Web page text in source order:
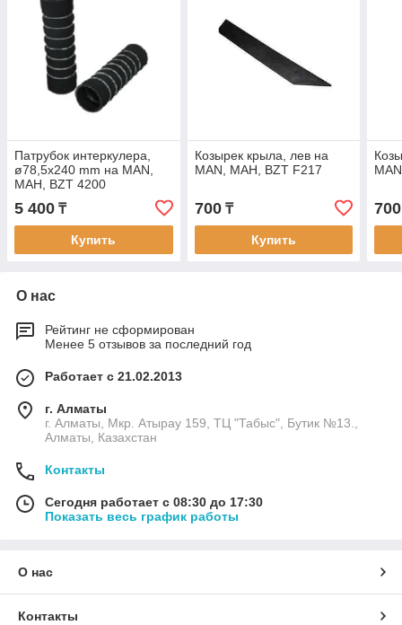
Патрубок интеркулера,
ø78,5x240 mm на MAN,
МАН, BZT 4200
5 400 ₸
Купить
Козырек крыла, лев на
MAN, МАН, BZT F217
700₸
Купить
700
О нас
Рейтинг не сформирован
Менее 5 отзывов за последний год
Работает с 21.02.2013
г. Алматы
г. Алматы, Мкр. Атырау 159, ТЦ "Табыс", Бутик №13.,
Алматы, Казахстан
Контакты
Сегодня работает с 08:30 до 17:30
Показать весь график работы
О нас
Контакты